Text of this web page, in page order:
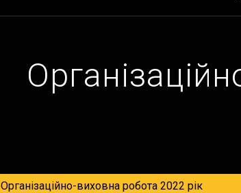
Організаційно-виховна робота 2022 рік